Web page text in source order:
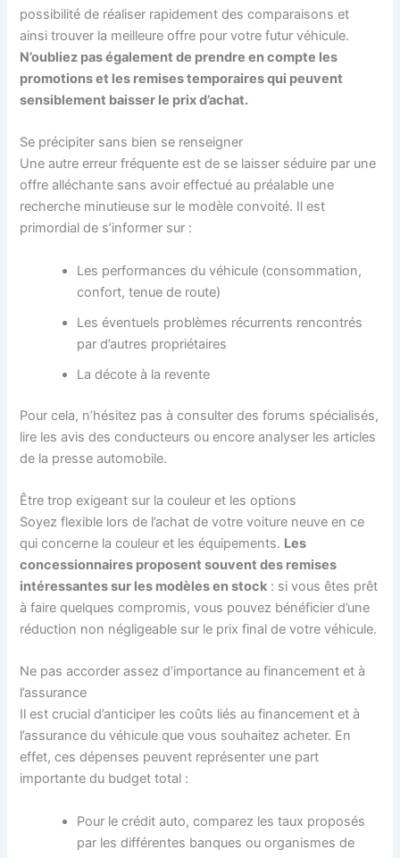
possibilité de réaliser rapidement des comparaisons et
ainsi trouver la meilleure offre pour votre futur véhicule.
N’oubliez pas également de prendre en compte les
promotions et les remises temporaires qui peuvent
sensiblement baisser le prix d’achat.
Se précipiter sans bien se renseigner
Une autre erreur fréquente est de se laisser séduire par une
offre alléchante sans avoir effectué au préalable une
recherche minutieuse sur le modèle convoité. Il est
primordial de s’informer sur :
Les performances du véhicule (consommation,
confort, tenue de route)
Les éventuels problèmes récurrents rencontrés
par d’autres propriétaires
La décote à la revente
Pour cela, n’hésitez pas à consulter des forums spécialisés,
lire les avis des conducteurs ou encore analyser les articles
de la presse automobile.
Être trop exigeant sur la couleur et les options
Soyez flexible lors de l’achat de votre voiture neuve en ce
qui concerne la couleur et les équipements. Les
concessionnaires proposent souvent des remises
intéressantes sur les modèles en stock : si vous êtes prêt
à faire quelques compromis, vous pouvez bénéficier d’une
réduction non négligeable sur le prix final de votre véhicule.
Ne pas accorder assez d’importance au financement et à
l’assurance
Il est crucial d’anticiper les coûts liés au financement et à
l’assurance du véhicule que vous souhaitez acheter. En
effet, ces dépenses peuvent représenter une part
importante du budget total :
Pour le crédit auto, comparez les taux proposés
par les différentes banques ou organismes de